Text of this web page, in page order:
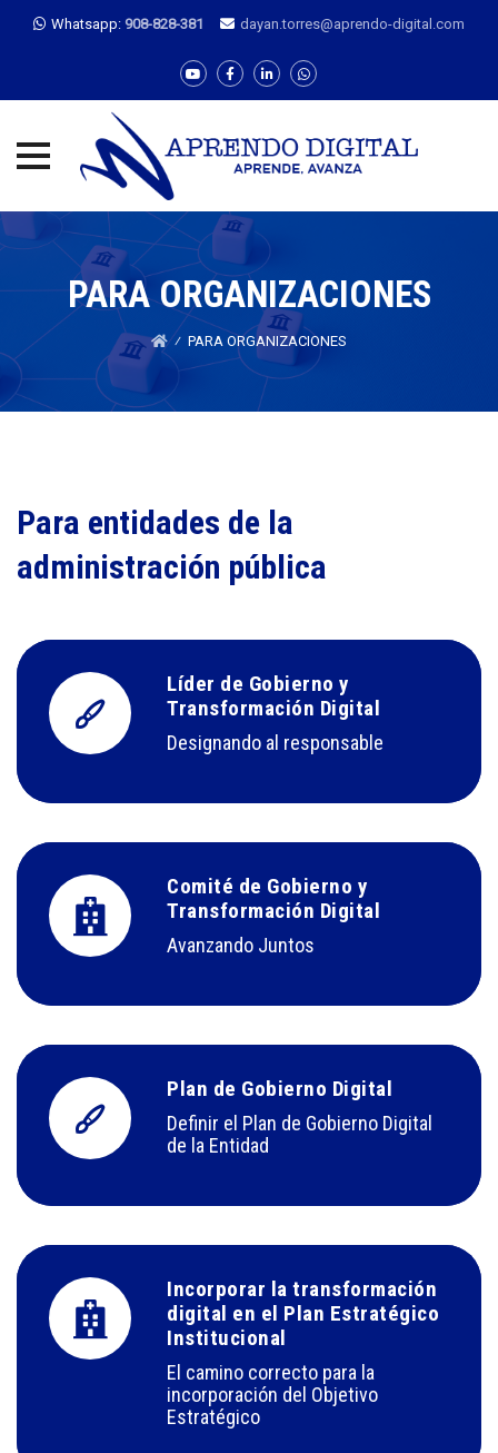
Whatsapp: 908-828-381 dayan.torres@aprendo-digital.com
Skip
to
PARA ORGANIZACIONES
⁄ PARA ORGANIZACIONES
Para entidades de la
administración pública
Líder de Gobierno y
Transformación Digital
Designando al responsable
Comité de Gobierno y
Transformación Digital
Avanzando Juntos
Plan de Gobierno Digital
Definir el Plan de Gobierno Digital
de la Entidad
Incorporar la transformación
digital en el Plan Estratégico
Institucional
El camino correcto para la
incorporación del Objetivo
Estratégico